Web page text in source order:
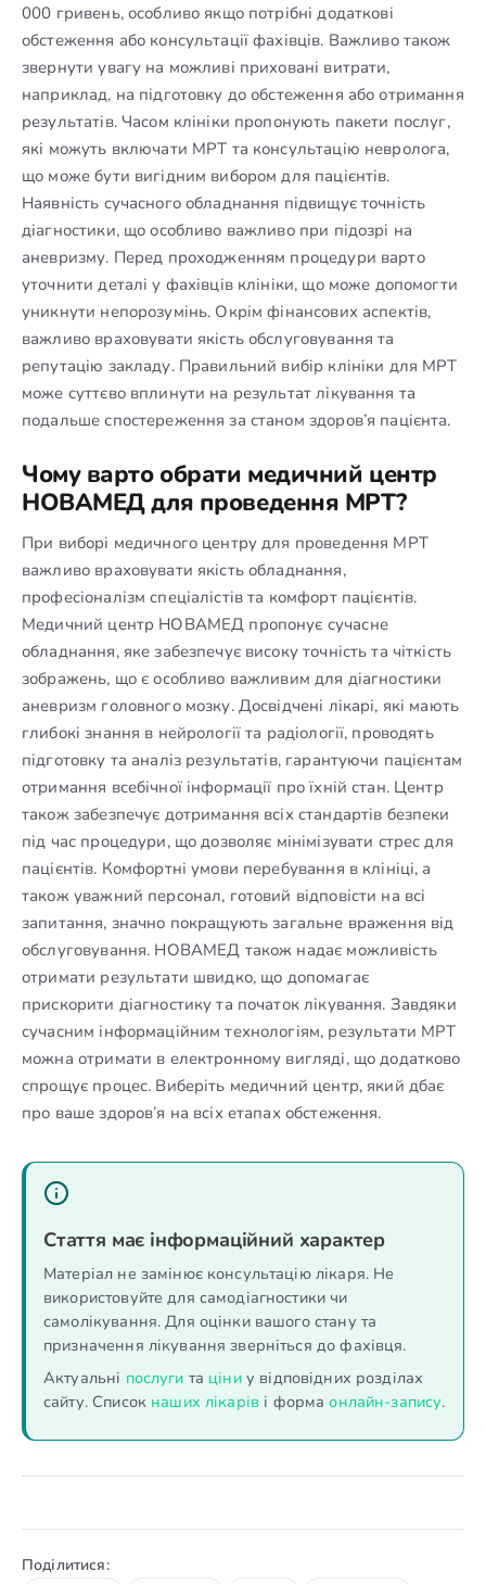
000 гривень, особливо якщо потрібні додаткові
обстеження або консультації фахівців. Важливо також
звернути увагу на можливі приховані витрати,
наприклад, на підготовку до обстеження або отримання
результатів. Часом клініки пропонують пакети послуг,
які можуть включати МРТ та консультацію невролога,
що може бути вигідним вибором для пацієнтів.
Наявність сучасного обладнання підвищує точність
діагностики, що особливо важливо при підозрі на
аневризму. Перед проходженням процедури варто
уточнити деталі у фахівців клініки, що може допомогти
уникнути непорозумінь. Окрім фінансових аспектів,
важливо враховувати якість обслуговування та
репутацію закладу. Правильний вибір клініки для МРТ
може суттєво вплинути на результат лікування та
подальше спостереження за станом здоров’я пацієнта.
Чому варто обрати медичний центр
НОВАМЕД для проведення МРТ?
При виборі медичного центру для проведення МРТ
важливо враховувати якість обладнання,
професіоналізм спеціалістів та комфорт пацієнтів.
Медичний центр НОВАМЕД пропонує сучасне
обладнання, яке забезпечує високу точність та чіткість
зображень, що є особливо важливим для діагностики
аневризм головного мозку. Досвідчені лікарі, які мають
глибокі знання в нейрології та радіології, проводять
підготовку та аналіз результатів, гарантуючи пацієнтам
отримання всебічної інформації про їхній стан. Центр
також забезпечує дотримання всіх стандартів безпеки
під час процедури, що дозволяє мінімізувати стрес для
пацієнтів. Комфортні умови перебування в клініці, а
також уважний персонал, готовий відповісти на всі
запитання, значно покращують загальне враження від
обслуговування. НОВАМЕД також надає можливість
отримати результати швидко, що допомагає
прискорити діагностику та початок лікування. Завдяки
сучасним інформаційним технологіям, результати МРТ
можна отримати в електронному вигляді, що додатково
спрощує процес. Виберіть медичний центр, який дбає
про ваше здоров’я на всіх етапах обстеження.
Стаття має інформаційний характер
Матеріал не замінює консультацію лікаря. Не
використовуйте для самодіагностики чи
самолікування. Для оцінки вашого стану та
призначення лікування зверніться до фахівця.
Актуальні послуги та ціниу відповідних розділах
сайту. Список наших лікарів і формаонлайн-запису.
Поділитися: